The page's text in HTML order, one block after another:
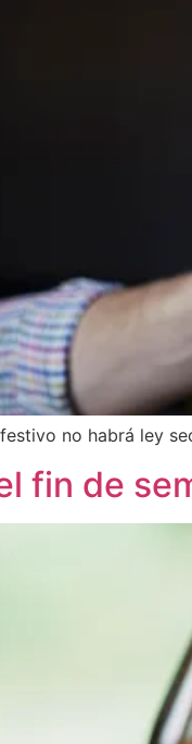
no habrá ley
fin de